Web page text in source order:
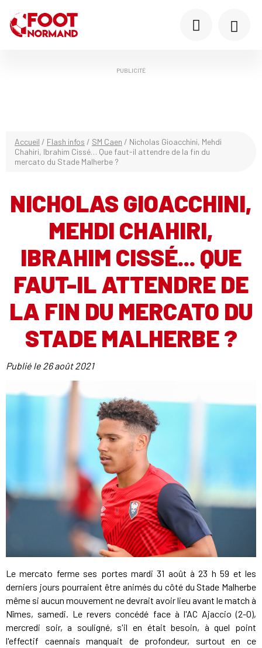
PUBLICITÉ
Accueil / Flash infos / SM Caen / Nicholas Gioacchini, Mehdi
Chahiri, Ibrahim Cissé… Que faut-il attendre de la fin du
mercato du Stade Malherbe ?
NICHOLAS GIOACCHINI,
MEHDI CHAHIRI,
IBRAHIM CISSÉ... QUE
FAUT-IL ATTENDRE DE
LA FIN DU MERCATO DU
STADE MALHERBE ?
Publié le 26 août 2021
Le mercato ferme ses portes mardi 31 août à 23 h 59 et les
derniers jours pourraient être animés du côté du Stade Malherbe
même si aucun mouvement ne devrait avoir lieu avant le match à
Nîmes, samedi. Le revers concédé face à l'AC Ajaccio (2-0),
mercredi soir, a souligné, s'il en était besoin, à quel point
l'effectif caennais manquait de profondeur, surtout en ce